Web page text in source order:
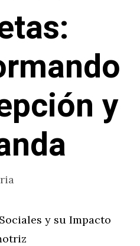
y
y su Impacto